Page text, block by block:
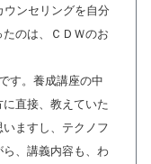
ンセリングを自分
のは、ＣＤＷのお
す。養成講座の中
直接、教えていた
ますし、テクノフ
、講義内容も、わ